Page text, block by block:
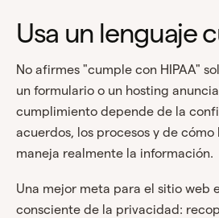
Usa un lenguaje
No afirmes "cumple con HIPAA"
un formulario o un hosting
cumplimiento depende de la
acuerdos, los procesos y de
maneja realmente la información.
Una mejor meta para el sitio web
consciente de la privacidad: